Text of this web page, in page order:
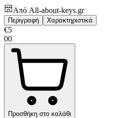
Από All-about-keys.gr
Περιγραφή Χαρακτηριστικά
€5
00
Προσθήκη στο καλάθι